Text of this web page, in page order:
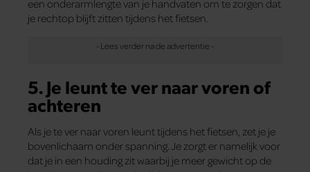
een onderarmlengte van je handvaten om te zorgen dat
je rechtop blijft zitten tijdens het fietsen.
5. Je leunt te ver naar voren of
achteren
Als je te ver naar voren leunt tijdens het fietsen, zet je je
bovenlichaam onder spanning. Je zorgt er namelijk voor
dat je in een houding zit waarbij je meer gewicht op de